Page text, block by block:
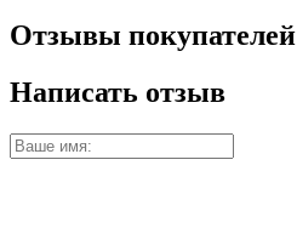
Отзывы покупателей
Написать отзыв